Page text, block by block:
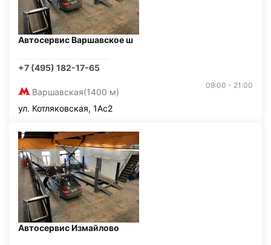
Автосервис Варшавское ш
+7 (495) 182-17-65
Варшавская(1400 м)
09:00 - 21:00
ул. Котляковская, 1Ас2
Автосервис Измайлово